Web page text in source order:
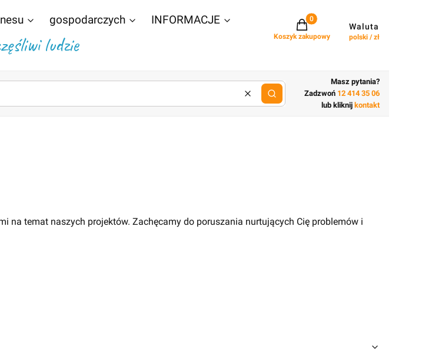
gospodarczych INFORMACJE
ludzie
Projekty w koszyku: 0. Zobacz
Koszyk zakupowy
Waluta
polski / zł
Wyczyśćlub wpisz cechy budynku
Masz pytania?
Zadzwoń 12 414 35 06
lub kliknij kontakt
na temat naszych projektów. Zachęcamy do poruszania nurtujących Cię problemów i